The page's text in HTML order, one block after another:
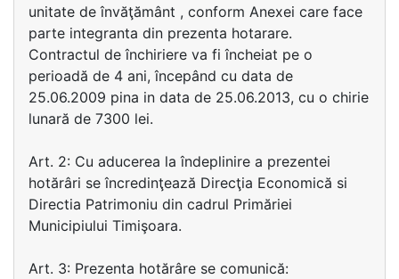
unitate de învăţământ , conform Anexei care face
parte integranta din prezenta hotarare.
Contractul de închiriere va fi încheiat pe o
perioadă de 4 ani, începând cu data de
25.06.2009 pina in data de 25.06.2013, cu o chirie
lunară de 7300 lei.
Art. 2: Cu aducerea la îndeplinire a prezentei
hotărâri se încredinţează Direcţia Economică si
Directia Patrimoniu din cadrul Primăriei
Municipiului Timişoara.
Art. 3: Prezenta hotărâre se comunică: